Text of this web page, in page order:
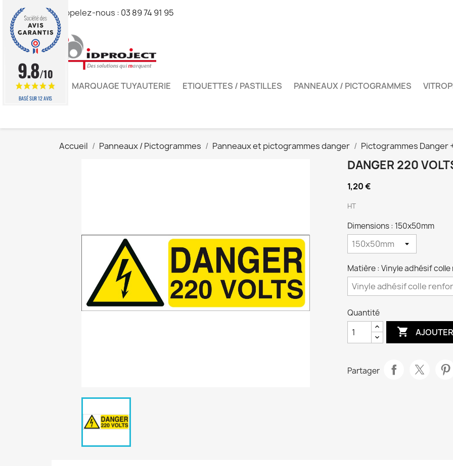
Appelez-nous : 03 89 74 91 95
MARQUAGE TUYAUTERIE ETIQUETTES / PASTILLES PANNEAUX / PICTOGRAMMES
Accueil Panneaux / Pictogrammes Panneaux et pictogrammes danger Pictogrammes Danger
DANGER 220
1,20 €
HT
Dimensions : 150x50mm
Matière : Vinyle adhésif
Quantité

Partager
9.8/10
BASÉ SUR 12 AVIS